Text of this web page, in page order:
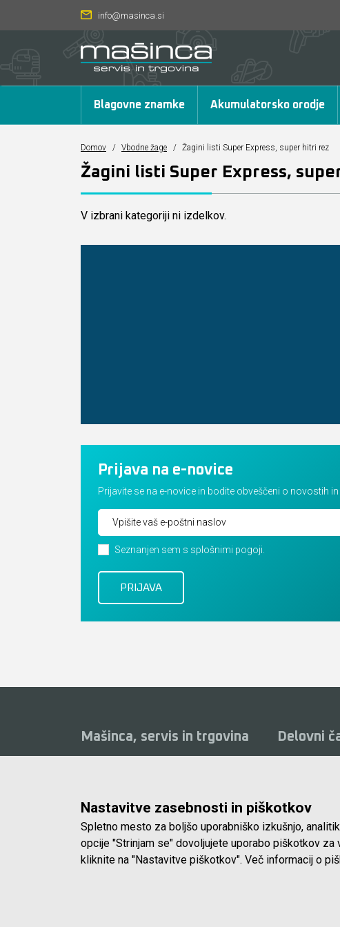
info@masinca.si
Blagovne znamke Akumulatorsko orodje
Prijava na e-novice
Prijavite se na e-novice in bodite obveščeni o novostih
Seznanjen sem s splošnimi pogoji.
Domov / Vbodne žage / Žagini listi Super Express, super hitri rez
Žagini listi Super Express,
V izbrani kategoriji ni izdelkov.
Mašinca, servis in trgovina
(Vič)
E-pošta:info@masinca.si
Delovni
Sobote,
zaprto
Nastavitve zasebnosti in piškotkov
Spletno mesto za boljšo uporabniško izkušnjo,
opcije "Strinjam se" dovoljujete uporabo piškotkov
kliknite na "Nastavitve piškotkov". Več informacij o